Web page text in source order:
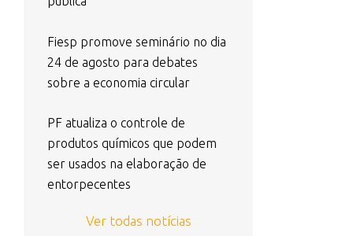
Fiesp promove seminário no dia
24 de agosto para debates
sobre a economia circular
PF atualiza o controle de
produtos químicos que podem
ser usados na elaboração de
entorpecentes
Ver todas notícias